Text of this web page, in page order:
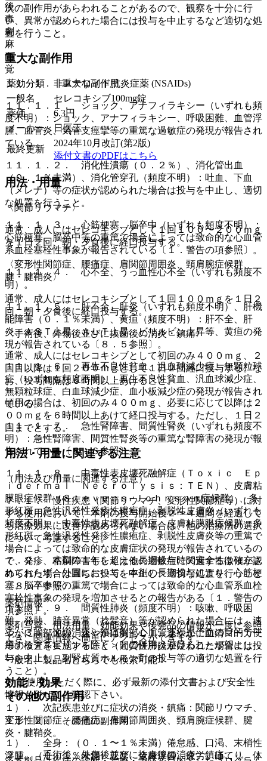
次の副作用があらわれることがあるので、観察を十分に行
い、異常が認められた場合には投与を中止するなど適切な処
置を行うこと。
重大な副作用
１１．１． 重大な副作用
１１．１．１． ショック、アナフィラキシー（いずれも頻
度不明）：ショック、アナフィラキシー、呼吸困難、血管浮
腫、血管炎、気管支痙攣等の重篤な過敏症の発現が報告され
ている。
１１．１．２． 消化性潰瘍（０．２％）、消化管出血
（０．１％未満）、消化管穿孔（頻度不明）：吐血、下血
（メレナ）等の症状が認められた場合は投与を中止し、適切
な処置を行うこと。
１１．１．３． 心筋梗塞、脳卒中（いずれも頻度不明）：
心筋梗塞、脳卒中等の重篤で場合によっては致命的な心血管
系血栓塞栓性事象が報告されている〔１．警告の項参照〕。
１１．１．４． 心不全、うっ血性心不全（いずれも頻度不
明）。
１１．１．５． 肝不全、肝炎（いずれも頻度不明）、肝機
能障害（０．１％未満）、黄疸（頻度不明）：肝不全、肝
炎、ＡＳＴ上昇、ＡＬＴ上昇、ビリルビン上昇等、黄疸の発
現が報告されている〔８．５参照〕。
１１．１．６． 再生不良性貧血、汎血球減少症、無顆粒球
症（いずれも頻度不明）：再生不良性貧血、汎血球減少症、
無顆粒球症、白血球減少症、血小板減少症の発現が報告され
ている。
１１．１．７． 急性腎障害、間質性腎炎（いずれも頻度不
明）：急性腎障害、間質性腎炎等の重篤な腎障害の発現が報
告されている〔８．６参照〕。
１１．１．８． 中毒性表皮壊死融解症（Ｔｏｘｉｃ Ｅｐ
ｉｄｅｒｍａｌ Ｎｅｃｒｏｌｙｓｉｓ：ＴＥＮ）、皮膚粘
膜眼症候群（Ｓｔｅｖｅｎｓ−Ｊｏｈｎｓｏｎ症候群）、多
形紅斑、急性汎発性発疹性膿疱症、剥脱性皮膚炎（いずれも
頻度不明）：中毒性表皮壊死融解症、皮膚粘膜眼症候群、多
形紅斑、急性汎発性発疹性膿疱症、剥脱性皮膚炎等の重篤で
場合によっては致命的な皮膚症状の発現が報告されているの
で、発疹、粘膜障害もしくは他の過敏症に関連する徴候が認
められた場合は直ちに投与を中止し、適切な処置を行うこと
〔８．７参照〕。
１１．１．９． 間質性肺炎（頻度不明）：咳嗽、呼吸困
難、発熱、肺音異常（捻髪音）等が認められた場合には、速
やかに胸部Ｘ線、速やかに胸部ＣＴ、速やかに血清マーカー
等の検査を実施すること（間質性肺炎が疑われた場合には投
与を中止し、副腎皮質ホルモン剤の投与等の適切な処置を行
うこと）。
その他の副作用
１１．２． その他の副作用
１）． 全身：（０．１〜１％未満）倦怠感、口渇、末梢性
浮腫、（０．１％未満）悪寒、全身浮腫、疲労、ほてり、体
後
毒
劇
麻
向
覚
薬効分類
非ステロイド抗炎症薬 (NSAIDs)
一般名
セレコキシブ100mg錠
薬価
6.3円
メーカー
日医工
最終更新
2024年10月改訂(第2版)
添付文書のPDFはこちら
用法・用量
〈関節リウマチ〉
通常、成人にはセレコキシブとして１回１００〜２００ｍｇ
を１日２回、朝・夕食後に経口投与する。
〈変形性関節症、腰痛症、肩関節周囲炎、頸肩腕症候群、
腱・腱鞘炎〉
通常、成人にはセレコキシブとして１回１００ｍｇを１日２
回、朝・夕食後に経口投与する。
〈手術後、外傷後並びに抜歯後の消炎・鎮痛〉
通常、成人にはセレコキシブとして初回のみ４００ｍｇ、２
回目以降は１回２００ｍｇとして１日２回経口投与する。な
お、投与間隔は６時間以上あけること。
頓用の場合は、初回のみ４００ｍｇ、必要に応じて以降は２
００ｍｇを６時間以上あけて経口投与する。ただし、１日２
回までとする。
用法・用量に関連する注意
（用法及び用量に関連する注意）
７．１． 慢性疾患（関節リウマチ、変形性関節症等）に対
する使用において、本剤の投与開始後２〜４週間を経過して
も治療効果に改善が認められない場合は、他の治療法の選択
について考慮すること。
７．２． 本剤の１年を超える長期投与時の安全性は確立さ
れておらず、外国において、本剤の長期投与により、心筋梗
塞、脳卒中等の重篤で場合によっては致命的な心血管系血栓
塞栓性事象の発現を増加させるとの報告がある〔１．警告の
項参照〕。
７．３． 他の消炎・鎮痛剤＜心血管系疾患予防の目的で使
用するアスピリンを除く＞との併用は避けることが望まし
い。
効能・効果
１）． 次記疾患並びに症状の消炎・鎮痛：関節リウマチ、
変形性関節症、腰痛症、肩関節周囲炎、頸肩腕症候群、腱
炎・腱鞘炎。
２）． 手術後、外傷後並びに抜歯後の消炎・鎮痛。
薬剤情報
薬剤写真、用法用量、効能効果や後発品の情報が一度に参照
でき、関連情報へ簡単にアクセスができます。
一般名、製品名どちらでも検索可能！
※ ご使用いただく際に、必ず最新の添付文書および安全性
情報も併せてご確認下さい。